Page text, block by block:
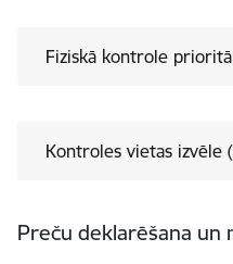
Fiziskā kontrole
Kontroles vietas izvēle
Preču deklarēšana un